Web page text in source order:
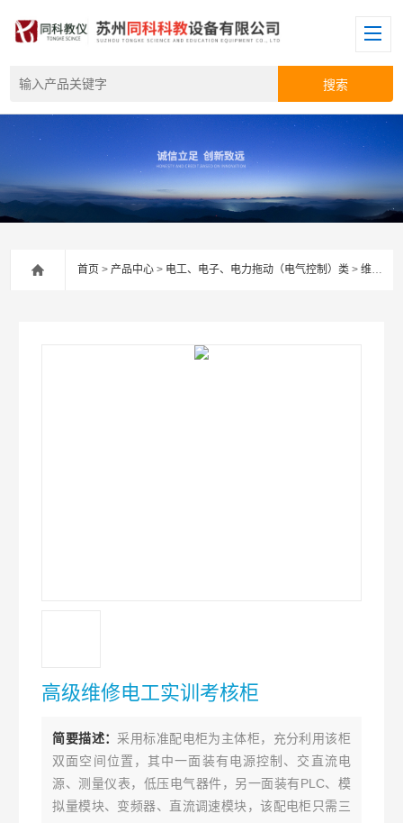
首页 >产品中心 > 电工、电子、电力拖动（电气控制）类 >维修电工实训考核装置
高级维修电工实训考核柜
简要描述： 采用标准配电柜为主体柜，充分利用该柜
双面空间位置，其中一面装有电源控制、交直流电
源、测量仪表，低压电气器件，另一面装有PLC、模
拟量模块、变频器、直流调速模块，该配电柜只需三